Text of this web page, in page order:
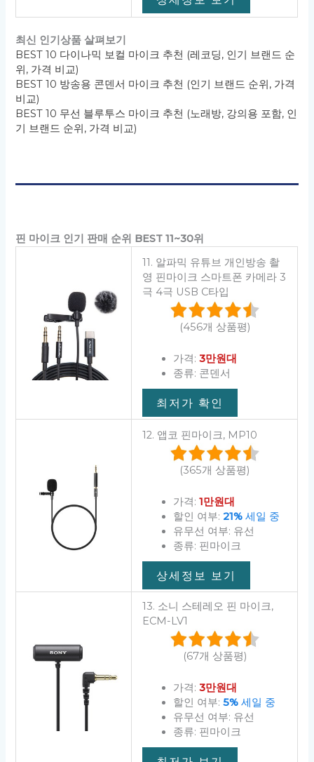
최신 인기상품 살펴보기
BEST 10 다이나믹 보컬 마이크 추천 (레코딩, 인기 브랜드 순
위, 가격 비교)
BEST 10 방송용 콘덴서 마이크 추천 (인기 브랜드 순위, 가격
비교)
BEST 10 무선 블루투스 마이크 추천 (노래방, 강의용 포함, 인
기 브랜드 순위, 가격 비교)
핀 마이크 인기 판매 순위 BEST 11~30위
11. 알파믹 유튜브 개인방송 촬
영 핀마이크 스마트폰 카메라 3
극 4극 USB C타입
(456개 상품평)
가격: 3만원대
종류: 콘덴서
최저가 확인
12. 앱코 핀마이크, MP10
(365개 상품평)
가격: 1만원대
할인 여부: 21%세일 중
유무선 여부: 유선
종류: 핀마이크
상세정보 보기
13. 소니 스테레오 핀 마이크,
ECM-LV1
(67개 상품평)
가격: 3만원대
할인 여부: 5%세일 중
유무선 여부: 유선
종류: 핀마이크